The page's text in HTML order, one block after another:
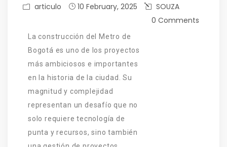
articulo 10 February, 2025
SOUZA
0 Comments
La construcción del Metro de
Bogotá es uno de los proyectos
más ambiciosos e importantes
en la historia de la ciudad. Su
magnitud y complejidad
representan un desafío que no
solo requiere tecnología de
punta y recursos, sino también